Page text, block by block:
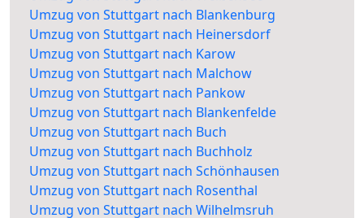
Umzug von Stuttgart nach Blankenburg
Umzug von Stuttgart nach Heinersdorf
Umzug von Stuttgart nach Karow
Umzug von Stuttgart nach Malchow
Umzug von Stuttgart nach Pankow
Umzug von Stuttgart nach Blankenfelde
Umzug von Stuttgart nach Buch
Umzug von Stuttgart nach Buchholz
Umzug von Stuttgart nach Schönhausen
Umzug von Stuttgart nach Rosenthal
Umzug von Stuttgart nach Wilhelmsruh